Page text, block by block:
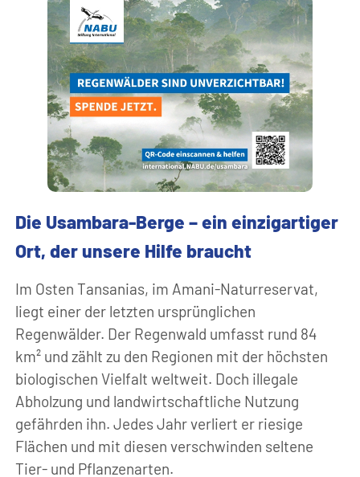
Die Usambara-Berge – ein einzigartiger
Ort, der unsere Hilfe braucht
Im Osten Tansanias, im Amani-Naturreservat,
liegt einer der letzten ursprünglichen
Regenwälder. Der Regenwald umfasst rund 84
km² und zählt zu den Regionen mit der höchsten
biologischen Vielfalt weltweit. Doch illegale
Abholzung und landwirtschaftliche Nutzung
gefährden ihn. Jedes Jahr verliert er riesige
Flächen und mit diesen verschwinden seltene
Tier- und Pflanzenarten.